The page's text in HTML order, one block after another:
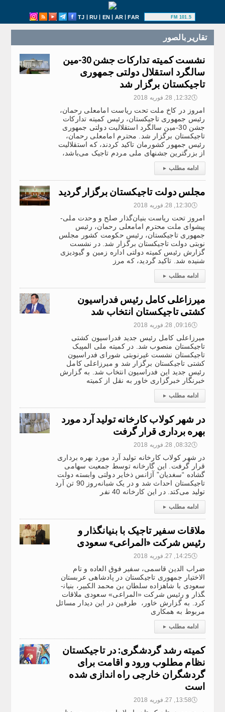
TJ | RU | EN | AR|FAR 101.5 FM
تقارير بالصور
نشست کمیته تدارکات جشن 30-مین
سالگرد استقلال دولتی جمهوری
تاجیکستان برگزار شد
🕔12:32, 28.فوریه 2018
امروز در کاخ ملت تحت ریاست امامعلی رحمان،
رئیس جمهوری تاجیکستان، رئیس کمیته تدارکات
جشن 30-مین سالگرد استقلالیت دولتی جمهوری
تاجیکستان برگزار شد. محترم امامعلی رحمان،
رئیس جمهور کشورمان تاکید کردند، که استقلالیت
از بزرگترین جشنهای ملی مردم تاجیک می‌باشد،
ادامه مطلب ▸
مجلس دولت تاجیکستان برگزار گردید
🕔12:30, 28.فوریه 2018
امروز تحت ریاست بنیان‌گذار صلح و وحدت ملی-
پیشوای ملت محترم امامعلی رحمان، رئیس
جمهوری تاجیکستان، رئیس حکومت کشور مجلس
نوبتی دولت تاجیکستان برگزار شد. در نشست
گزارش رئیس کمیته دولتی اداره زمین و گیودیزی
شنیده شد. تاکید گردید، که مرز
ادامه مطلب ▸
میرزاعلی کامل رئیس فدراسیون
کشتی تاجیکستان انتخاب شد
🕔09:16, 28.فوریه 2018
میرزاعلی کامل رئیس جدید فدراسیون کشتی
تاجیکستان منصوب شد. در کمیته ملی المپیک
تاجیکستان نشست غیرنوبتی شورای فدراسیون
کشتی تاجیکستان برگزار شد و میرزاعلی کامل
رئیس جدید این فدراسیون انتخاب شد. به گزارش
خبرنگار خبرگزاری خاور به نقل از کمیته
ادامه مطلب ▸
در شهر کولاب کارخانه تولید آرد مورد
بهره برداری قرار گرفت
🕔08:32, 28.فوریه 2018
در شهر کولاب کارخانه تولید آرد مورد بهره برداری
قرار گرفت. این گارخانه توسط جمعیت سهامی
گشاده “سغدیان” آژانس ذخایر دولتی وابسته دولت
تاجیکستان احداث شد و در یک شبانه‌روز 90 تن آرد
تولید می‌کتد. در این کارخانه 40 نفر
ادامه مطلب ▸
ملاقات سفیر تاجیک با بنیانگذار و
رئیس شرکت «المراعی» سعودی
🕔14:25, 27.فوریه 2018
ضراب الدين قاسمى، سفیر فوق العاده و تام
الاختیار جمهوری تاجیکستان در پادشاهی عربستان
سعودی با شاهزاده سلطان بن محمد الکبیر، بنیان­
گذار و رئیس شرکت «المراعی» سعودی ملاقات
کرد. به گزارش خاور، طرفین در این دیدار مسائل
مربوط به همکاری
ادامه مطلب ▸
کمیته رشد گردشگری: در تاجیکستان
نظام مطلوب ورود و اقامت برای
گردشگران خارجی راه اندازی شده
است
🕔13:58, 27.فوریه 2018